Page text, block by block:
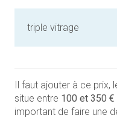
triple vitrage
Il faut ajouter à ce prix,
situe entre 100 et 350
important de faire une